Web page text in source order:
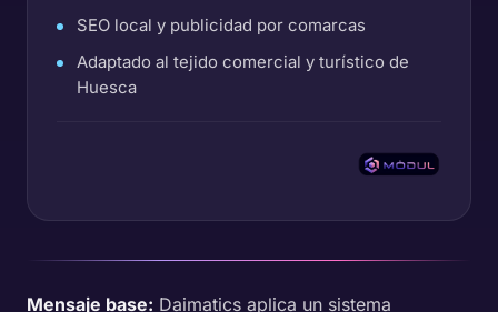
SEO local y publicidad por comarcas
Adaptado al tejido comercial y turístico de
Huesca
Mensaje base: Daimatics aplica un sistema